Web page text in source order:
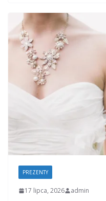
PREZENTY
17 lipca, 2026 admin